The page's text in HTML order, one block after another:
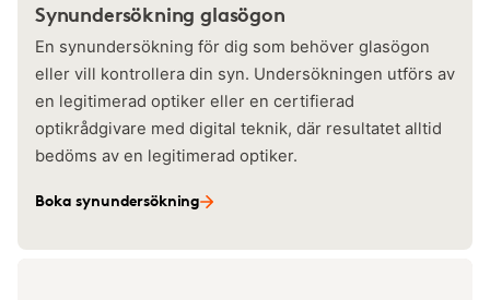
Synundersökning glasögon
En synundersökning för dig som behöver glasögon
eller vill kontrollera din syn. Undersökningen utförs av
en legitimerad optiker eller en certifierad
optikrådgivare med digital teknik, där resultatet alltid
bedöms av en legitimerad optiker.
Boka synundersökning